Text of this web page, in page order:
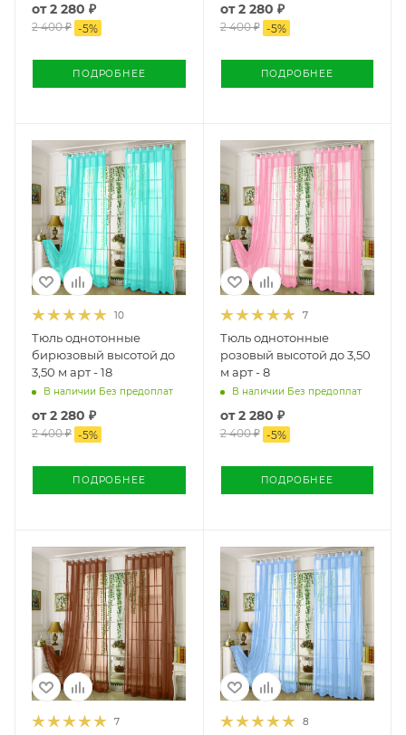
от2 280 ₽
2 400 ₽ -5%
ПОДРОБНЕЕ
от2 280 ₽
2 400 ₽ -5%
ПОДРОБНЕЕ
10
Тюль однотонные
бирюзовый высотой до
3,50 м арт - 18
В наличии Без предоплат
от2 280 ₽
2 400 ₽ -5%
ПОДРОБНЕЕ
7
Тюль однотонные
розовый высотой до 3,50
м арт - 8
В наличии Без предоплат
от2 280 ₽
2 400 ₽ -5%
ПОДРОБНЕЕ
7 8